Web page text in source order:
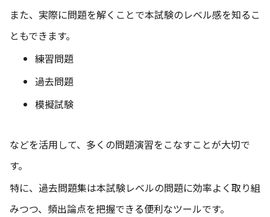
また、実際に問題を解くことで本試験のレベル感を知るこ
ともできます。
練習問題
過去問題
模擬試験
などを活用して、多くの問題演習をこなすことが大切で
す。
特に、過去問題集は本試験レベルの問題に効率よく取り組
みつつ、頻出論点を把握できる便利なツールです。